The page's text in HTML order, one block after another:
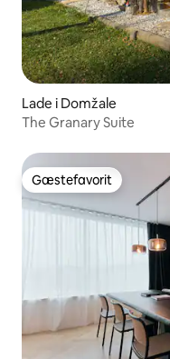
Lade i Domžale
The Granary Suite
Gæstefavorit
Gæstefavorit